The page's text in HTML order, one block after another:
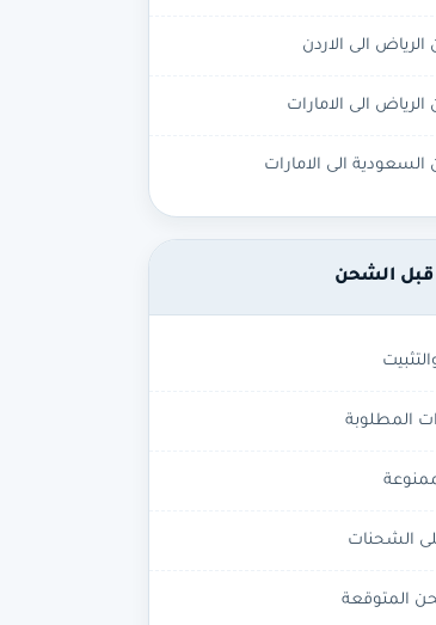
الى الاردن
الى الامارات
الى الامارات
قبل الشحن
المطلوبة
الشحنات
المتوقعة